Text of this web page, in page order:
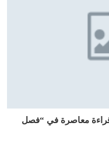
قراءة معاصرة في “فصل